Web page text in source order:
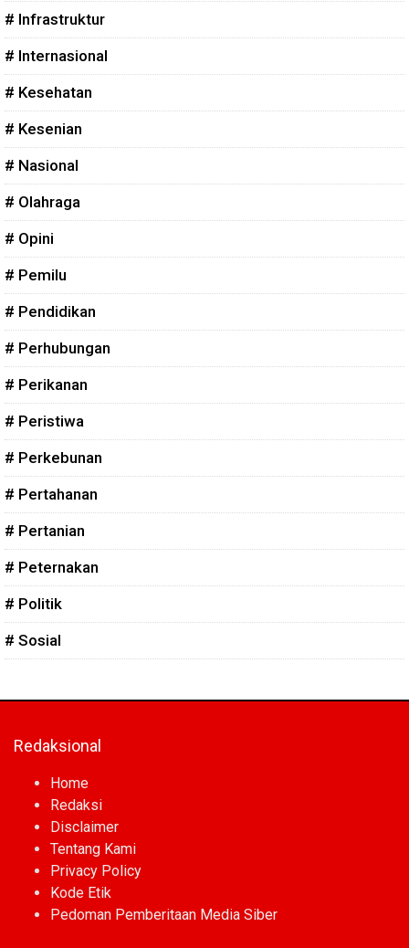
# Infrastruktur
# Internasional
# Kesehatan
# Kesenian
# Nasional
# Olahraga
# Opini
# Pemilu
# Pendidikan
# Perhubungan
# Perikanan
# Peristiwa
# Perkebunan
# Pertahanan
# Pertanian
# Peternakan
# Politik
# Sosial
Redaksional
Home
Redaksi
Disclaimer
Tentang Kami
Privacy Policy
Kode Etik
Pedoman Pemberitaan Media Siber